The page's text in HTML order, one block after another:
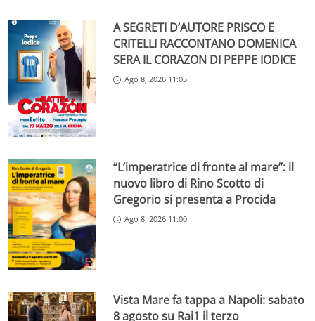
A SEGRETI D’AUTORE PRISCO E
CRITELLI RACCONTANO DOMENICA
SERA IL CORAZON DI PEPPE IODICE
Ago 8, 2026 11:05
“L’imperatrice di fronte al mare”: il
nuovo libro di Rino Scotto di
Gregorio si presenta a Procida
Ago 8, 2026 11:00
Vista Mare fa tappa a Napoli: sabato
8 agosto su Rai1 il terzo